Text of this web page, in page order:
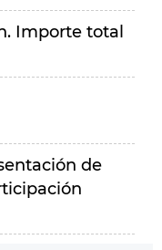
Importe total
de